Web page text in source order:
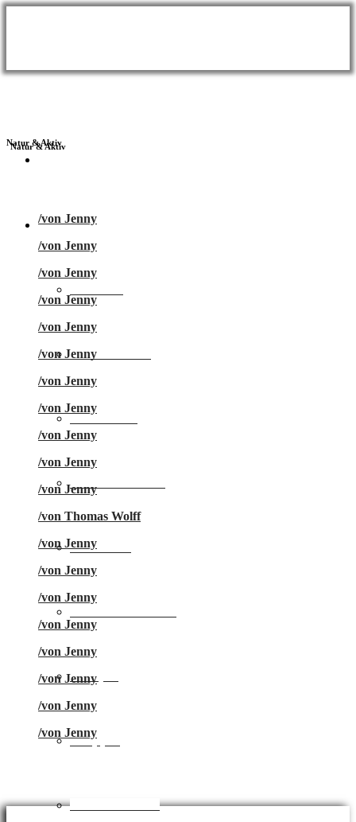
Themen
Meer & Seen
Städtereise
Familienurlaub
Skiurlaub
Camping
Shopping
Natur &Aktiv
/von Jenny
/von Jenny
/von Jenny
/von Jenny
/von Jenny
/von Jenny
/von Jenny
/von Jenny
/von Jenny
/von Jenny
/von Jenny
/von Thomas Wolff
/von Jenny
/von Jenny
/von Jenny
/von Jenny
/von Jenny
/von Jenny
/von Jenny
/von Jenny